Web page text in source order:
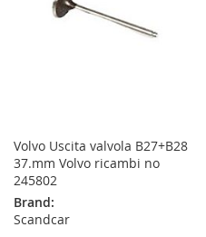
Volvo Uscita valvola B27+B28
37.mm Volvo ricambi no
245802
Brand:
Scandcar